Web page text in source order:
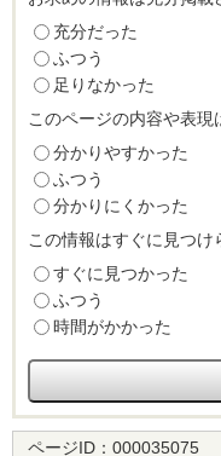
充分だった
ふつう
足りなかった
このページの内容や表現
分かりやすかった
ふつう
分かりにくかった
この情報はすぐに見つけ
すぐに見つかった
ふつう
時間がかかった
ページID： 000035075